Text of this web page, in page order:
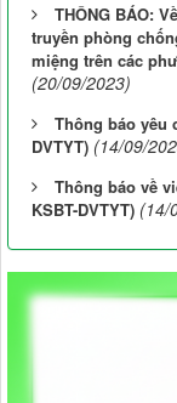
THÔNG BÁO:
truyền phòng
miệng trên các
(20/09/2023)
Thông báo yêu
DVTYT) (14/09/
Thông báo về
KSBT-DVTYT) (14/